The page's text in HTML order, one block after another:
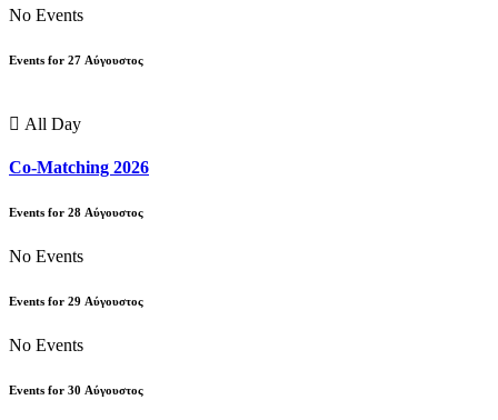
No Events
Events for 27 Αύγουστος
All Day
Co-Matching 2026
Events for 28 Αύγουστος
No Events
Events for 29 Αύγουστος
No Events
Events for 30 Αύγουστος